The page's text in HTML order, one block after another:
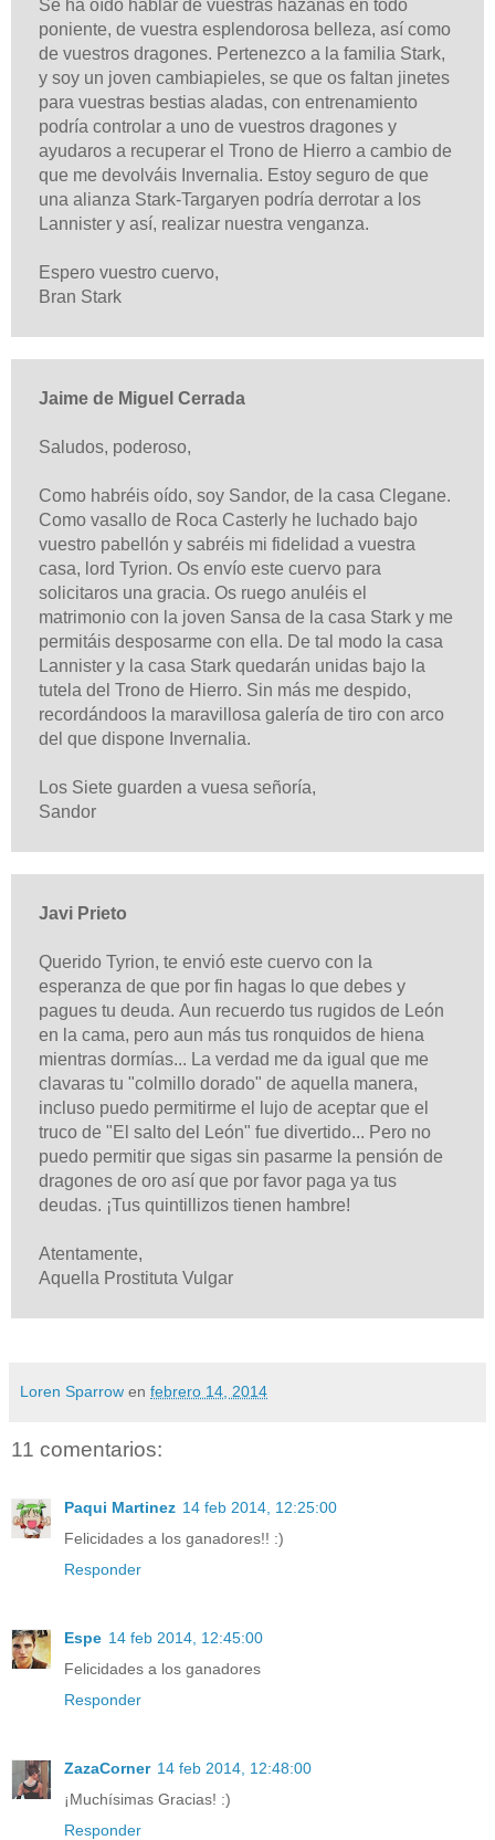
Se ha oído hablar de vuestras hazañas en todo
poniente, de vuestra esplendorosa belleza, así como
de vuestros dragones. Pertenezco a la familia Stark,
y soy un joven cambiapieles, se que os faltan jinetes
para vuestras bestias aladas, con entrenamiento
podría controlar a uno de vuestros dragones y
ayudaros a recuperar el Trono de Hierro a cambio de
que me devolváis Invernalia. Estoy seguro de que
una alianza Stark-Targaryen podría derrotar a los
Lannister y así, realizar nuestra venganza.
Espero vuestro cuervo,
Bran Stark
Jaime de Miguel Cerrada
Saludos, poderoso,
Como habréis oído, soy Sandor, de la casa Clegane.
Como vasallo de Roca Casterly he luchado bajo
vuestro pabellón y sabréis mi fidelidad a vuestra
casa, lord Tyrion. Os envío este cuervo para
solicitaros una gracia. Os ruego anuléis el
matrimonio con la joven Sansa de la casa Stark y me
permitáis desposarme con ella. De tal modo la casa
Lannister y la casa Stark quedarán unidas bajo la
tutela del Trono de Hierro. Sin más me despido,
recordándoos la maravillosa galería de tiro con arco
del que dispone Invernalia.
Los Siete guarden a vuesa señoría,
Sandor
Javi Prieto
Querido Tyrion, te envió este cuervo con la
esperanza de que por fin hagas lo que debes y
pagues tu deuda. Aun recuerdo tus rugidos de León
en la cama, pero aun más tus ronquidos de hiena
mientras dormías... La verdad me da igual que me
clavaras tu "colmillo dorado" de aquella manera,
incluso puedo permitirme el lujo de aceptar que el
truco de "El salto del León" fue divertido... Pero no
puedo permitir que sigas sin pasarme la pensión de
dragones de oro así que por favor paga ya tus
deudas. ¡Tus quintillizos tienen hambre!
Atentamente,
Aquella Prostituta Vulgar
Loren Sparrow en febrero 14, 2014
11 comentarios:
Paqui Martinez 14 feb 2014, 12:25:00
Felicidades a los ganadores!! :)
Responder
Espe 14 feb 2014, 12:45:00
Felicidades a los ganadores
Responder
ZazaCorner 14 feb 2014, 12:48:00
¡Muchísimas Gracias! :)
Responder